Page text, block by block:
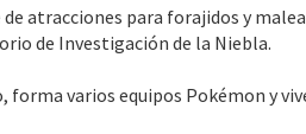
atracciones para forajidos y
de Investigación de la Niebla.
varios equipos Pokémon y